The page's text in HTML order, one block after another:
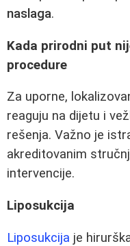
naslaga.
Kada prirodni put
procedure
Za uporne,
reaguju na dijetu i
rešenja. Važno je
akreditovanim
intervencije.
Liposukcija
Liposukcija je